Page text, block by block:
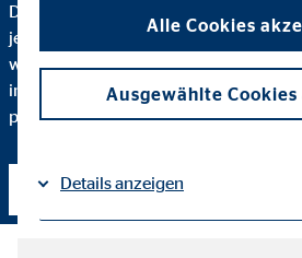
Das wichtigste an einer guten
jeden Schritt verstehen. Darum erkläre
warum ich eine bestimmte
inwiefern diese zu Ihnen und Ihren
passt.
Kontakt aufnehmen
Alle Cookies
Ausgewählte
Details anzeigen